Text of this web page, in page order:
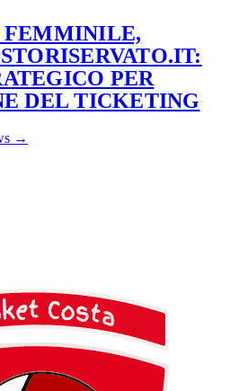
FEMMINILE,
PER
DEL TICKETING
→